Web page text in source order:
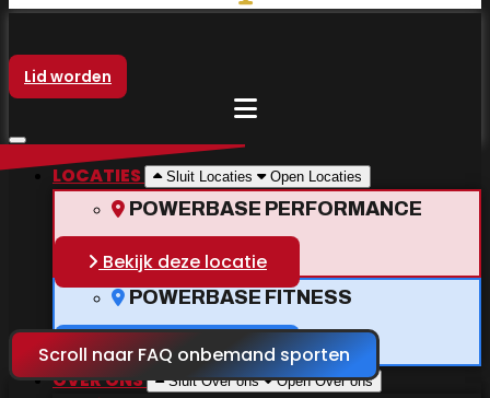
Lid worden
LOCATIES Sluit Locaties Open Locaties
POWERBASE PERFORMANCE
Bekijk deze locatie
POWERBASE FITNESS
Bekijk deze locatie
OVER ONS
Sluit Over ons Open Over ons
HUISREGELS - FAQ
Samen zorgen we voor een veilige, fijne en
motiverende trainingsomgeving
Scroll naar FAQ onbemand sporten